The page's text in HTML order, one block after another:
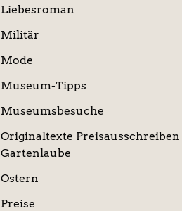
Liebesroman
Militär
Mode
Museum-Tipps
Museumsbesuche
Originaltexte Preisausschreiben
Gartenlaube
Ostern
Preise